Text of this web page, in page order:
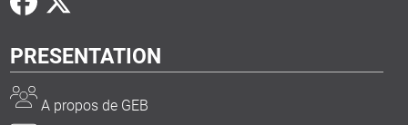
PRESENTATION
A propos de GEB